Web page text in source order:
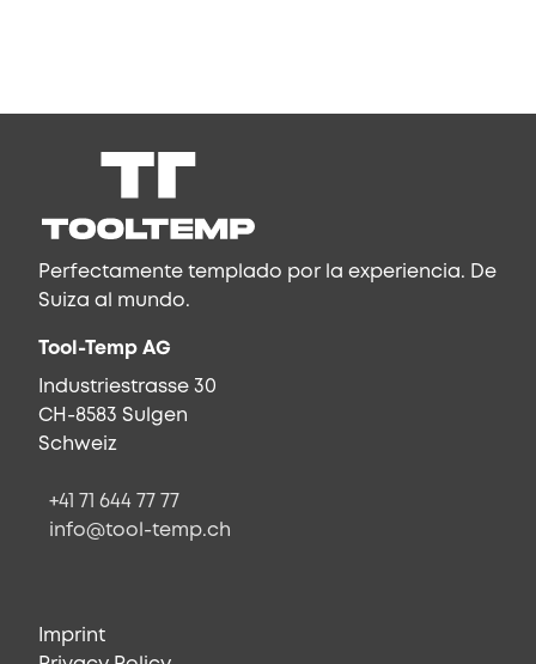
Perfectamente templado por la experiencia. De
Suiza al mundo.
Tool-Temp AG
Industriestrasse 30
CH-8583 Sulgen
Schweiz
+41 71 644 77 77
info@tool-temp.ch
Imprint